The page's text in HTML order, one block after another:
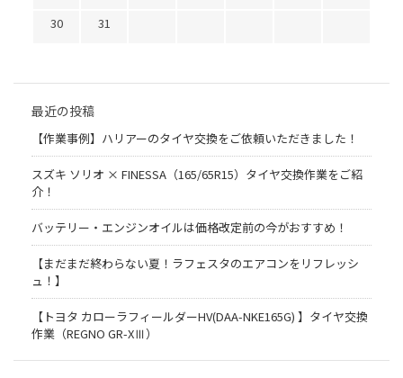
30
31
最近の投稿
【作業事例】ハリアーのタイヤ交換をご依頼いただきました！
スズキ ソリオ × FINESSA（165/65R15）タイヤ交換作業をご紹
介！
バッテリー・エンジンオイルは価格改定前の今がおすすめ！
【まだまだ終わらない夏！ラフェスタのエアコンをリフレッシ
ュ！】
【トヨタ カローラフィールダーHV(DAA-NKE165G) 】タイヤ交換
作業（REGNO GR-XⅢ）